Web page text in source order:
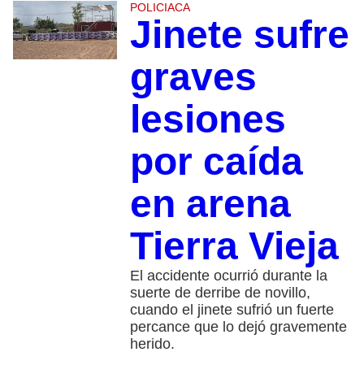
POLICIACA
Jinete sufre
graves
lesiones
por caída
en arena
Tierra Vieja
El accidente ocurrió durante la
suerte de derribe de novillo,
cuando el jinete sufrió un fuerte
percance que lo dejó gravemente
herido.